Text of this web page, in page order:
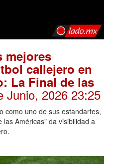
mejores
callejero en
La Final de las
Junio, 2026 23:25
como uno de sus estandartes,
las Américas" da visibilidad a